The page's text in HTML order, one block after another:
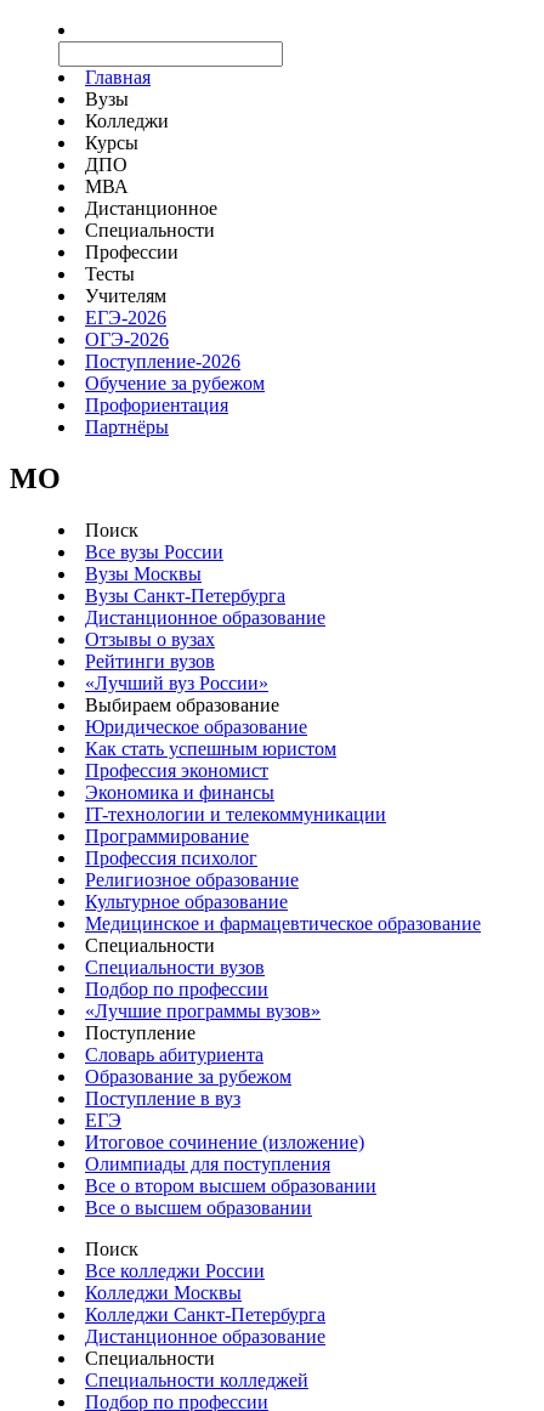
Главная
Вузы
Колледжи
Курсы
ДПО
МВА
Дистанционное
Специальности
Профессии
Тесты
Учителям
ЕГЭ-2026
ОГЭ-2026
Поступление-2026
Обучение за рубежом
Профориентация
Партнёры
MO
Поиск
Все вузы России
Вузы Москвы
Вузы Санкт-Петербурга
Дистанционное образование
Отзывы о вузах
Рейтинги вузов
«Лучший вуз России»
Выбираем образование
Юридическое образование
Как стать успешным юристом
Профессия экономист
Экономика и финансы
IT-технологии и телекоммуникации
Программирование
Профессия психолог
Религиозное образование
Культурное образование
Медицинское и фармацевтическое образование
Специальности
Специальности вузов
Подбор по профессии
«Лучшие программы вузов»
Поступление
Словарь абитуриента
Образование за рубежом
Поступление в вуз
ЕГЭ
Итоговое сочинение (изложение)
Олимпиады для поступления
Все о втором высшем образовании
Все о высшем образовании
Поиск
Все колледжи России
Колледжи Москвы
Колледжи Санкт-Петербурга
Дистанционное образование
Специальности
Специальности колледжей
Подбор по профессии